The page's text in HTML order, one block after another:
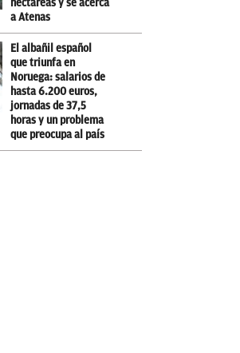
hectáreas y se acerca
a Atenas
El albañil español
que triunfa en
Noruega: salarios de
hasta 6.200 euros,
jornadas de 37,5
horas y un problema
que preocupa al país